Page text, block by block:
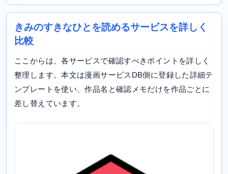
きみのすきなひとを読めるサービスを詳しく
比較
ここからは、各サービスで確認すべきポイントを詳しく
整理します。本文は漫画サービスDB側に登録した詳細テ
ンプレートを使い、作品名と確認メモだけを作品ごとに
差し替えています。